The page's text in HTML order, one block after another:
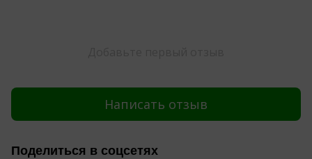
Написать отзыв
Поделиться в соцсетях